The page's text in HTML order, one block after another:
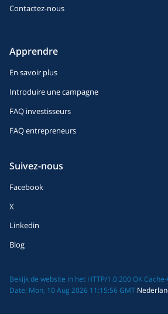
Contactez-nous
Apprendre
En savoir plus
Introduire une campagne
FAQ investisseurs
FAQ entrepreneurs
Suivez-nous
Facebook
X
Linkedin
Blog
Bekijk de website in het HTTP/1.0 200 OK
Date: Mon, 10 Aug 2026 11:15:56 GMT